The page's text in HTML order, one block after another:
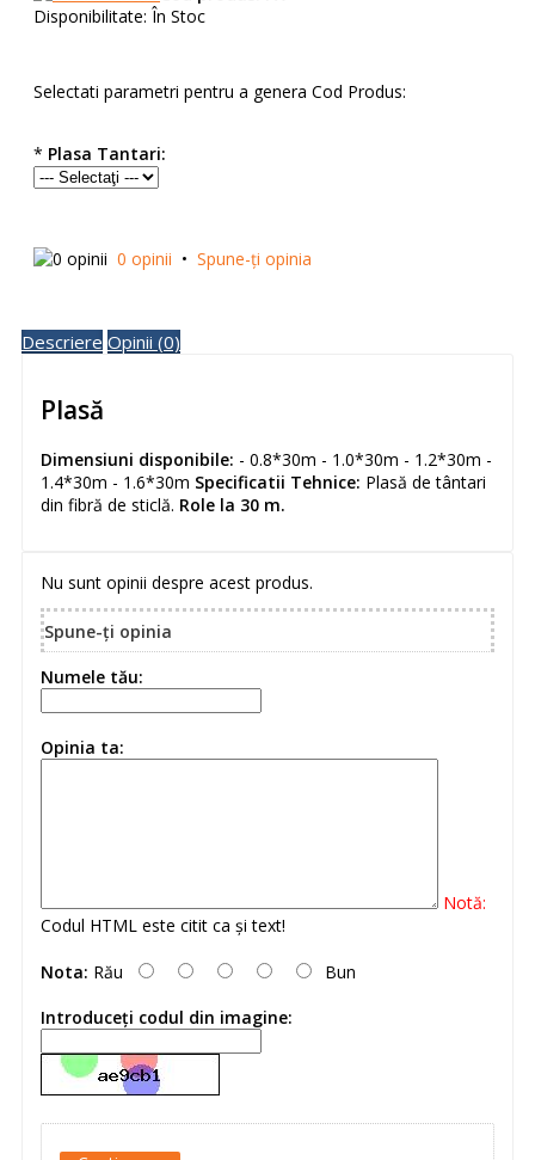
Disponibilitate: În Stoc
Selectati parametri pentru a genera Cod Produs:
* Plasa Tantari:
0 opinii • Spune-ţi opinia
Descriere Opinii (0)
Plasă
Dimensiuni disponibile: - 0.8*30m - 1.0*30m - 1.2*30m -
1.4*30m - 1.6*30m Specificatii Tehnice: Plasă de tântari
din fibră de sticlă. Role la 30 m.
Nu sunt opinii despre acest produs.
Spune-ţi opinia
Numele tău:
Opinia ta:
Notă:
Codul HTML este citit ca şi text!
Nota: Rău
Bun
Introduceţi codul din imagine: